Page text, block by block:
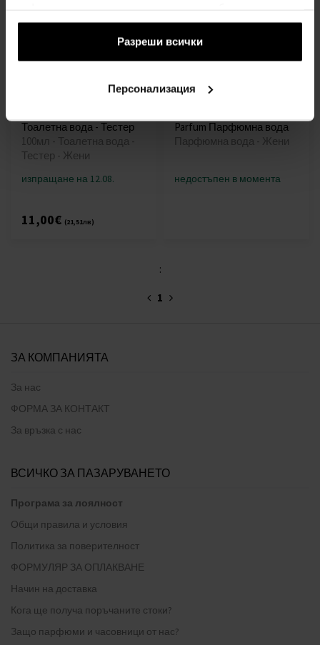
ползването от Ваша страна на услугите им.
Разреши всички
Персонализация
Тоалетна вода - Тестер
100мл - Тоалетна вода -
Тестер - Жени
изпращане на 12.08.
11,00€ (21,51лв)
Parfum Парфюмна вода
Парфюмна вода - Жени
недостъпен в момента
:
1
ЗА КОМПАНИЯТА
За нас
ФОРМА ЗА КОНТАКТ
За връзка с нас
ВСИЧКО ЗА ПАЗАРУВАНЕТО
Програма за лоялност
Общи правила и условия
Политика за поверителност
ФОРМУЛЯР ЗА ОПЛАКВАНЕ
Начин на доставка
Кога ще получа поръчаните стоки?
Защо парфюми и часовници от нас?